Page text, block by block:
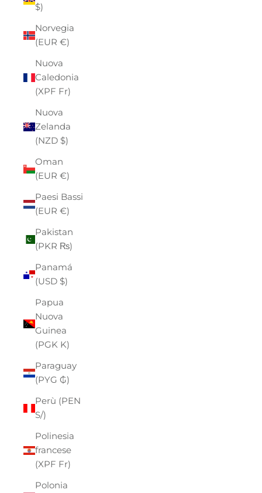
$)
Norvegia
(EUR €)
Nuova
Caledonia
(XPF Fr)
Nuova
Zelanda
(NZD $)
Oman
(EUR €)
Paesi Bassi
(EUR €)
Pakistan
(PKR ₨)
Panamá
(USD $)
Papua
Nuova
Guinea
(PGK K)
Paraguay
(PYG ₲)
Perù (PEN
S/)
Polinesia
francese
(XPF Fr)
Polonia